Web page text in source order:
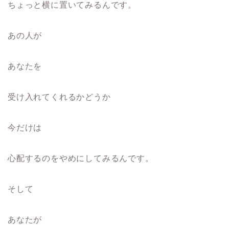
ちょっと横に置いてみるんです。
あの人が
あなたを
受け入れてくれるかどうか
今だけは
心配するのをやめにしてみるんです。
そして
あなたが